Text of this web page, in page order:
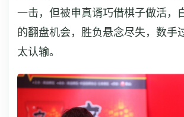
一击，但被申真谞巧借棋子做活，
的翻盘机会，胜负悬念尽失，数手
太认输。